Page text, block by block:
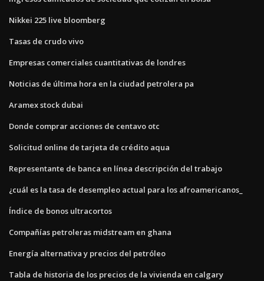
Nikkei 225 live bloomberg
Tasas de crudo vivo
Empresas comerciales cuantitativas de londres
Noticias de última hora en la ciudad petrolera pa
Aramex stock dubai
Donde comprar acciones de centavo otc
Solicitud online de tarjeta de crédito aqua
Representante de banca en línea descripción del trabajo
¿cuál es la tasa de desempleo actual para los afroamericanos_
Índice de bonos ultracortos
Compañías petroleras midstream en ghana
Energía alternativa y precios del petróleo
Tabla de historia de los precios de la vivienda en calgary